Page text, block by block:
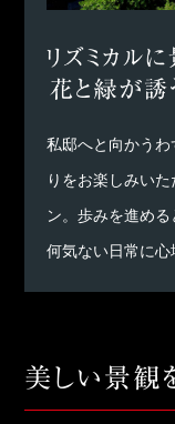
私邸へと向かう
りをお楽しみい
ン。歩みを進める
何気ない日常に心